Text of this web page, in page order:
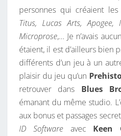
personnes qui créaient
Titus, Lucas Arts, Apogee,
Microprose,… Je n’avais
étaient, il est d’ailleurs bien
différents d’un jeu à un
plaisir du jeu qu’un
retrouver dans Blues
émanant du même studio.
aux bonus et passages
ID Software avec Keen